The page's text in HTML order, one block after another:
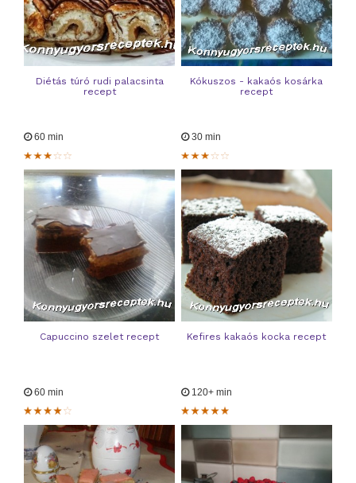
Diétás túró rudi palacsinta
recept
Kókuszos - kakaós kosárka
recept
60 min
Capuccino szelet recept
30 min
Kefires kakaós kocka recept
60 min 120+ min